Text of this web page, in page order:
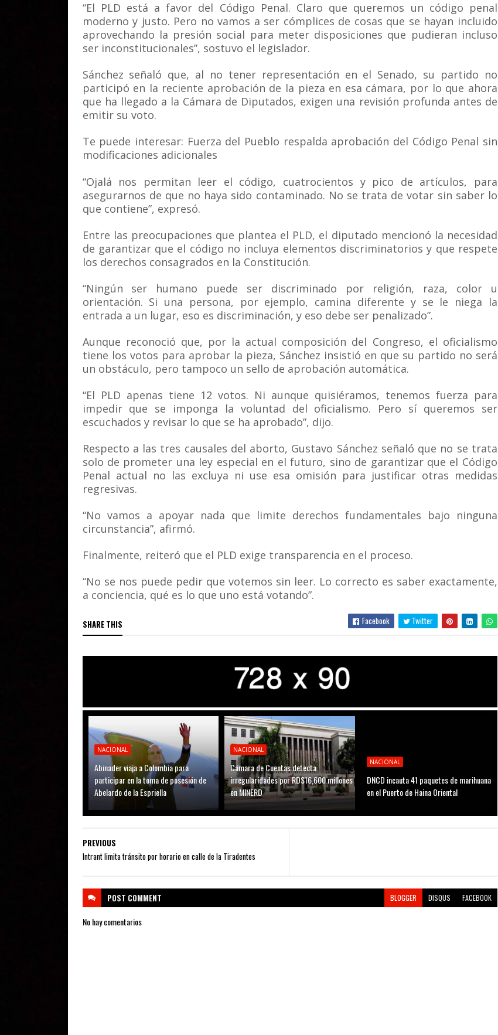
“El PLD está a favor del Código Penal. Claro que queremos un código penal
moderno y justo. Pero no vamos a ser cómplices de cosas que se hayan incluido
aprovechando la presión social para meter disposiciones que pudieran incluso
ser inconstitucionales”, sostuvo el legislador.
Sánchez señaló que, al no tener representación en el Senado, su partido no
participó en la reciente aprobación de la pieza en esa cámara, por lo que ahora
que ha llegado a la Cámara de Diputados, exigen una revisión profunda antes de
emitir su voto.
Te puede interesar: Fuerza del Pueblo respalda aprobación del Código Penal sin
modificaciones adicionales
“Ojalá nos permitan leer el código, cuatrocientos y pico de artículos, para
asegurarnos de que no haya sido contaminado. No se trata de votar sin saber lo
que contiene”, expresó.
Entre las preocupaciones que plantea el PLD, el diputado mencionó la necesidad
de garantizar que el código no incluya elementos discriminatorios y que respete
los derechos consagrados en la Constitución.
“Ningún ser humano puede ser discriminado por religión, raza, color u
orientación. Si una persona, por ejemplo, camina diferente y se le niega la
entrada a un lugar, eso es discriminación, y eso debe ser penalizado”.
Aunque reconoció que, por la actual composición del Congreso, el oficialismo
tiene los votos para aprobar la pieza, Sánchez insistió en que su partido no será
un obstáculo, pero tampoco un sello de aprobación automática.
“El PLD apenas tiene 12 votos. Ni aunque quisiéramos, tenemos fuerza para
impedir que se imponga la voluntad del oficialismo. Pero sí queremos ser
escuchados y revisar lo que se ha aprobado”, dijo.
Respecto a las tres causales del aborto, Gustavo Sánchez señaló que no se trata
solo de prometer una ley especial en el futuro, sino de garantizar que el Código
Penal actual no las excluya ni use esa omisión para justificar otras medidas
regresivas.
“No vamos a apoyar nada que limite derechos fundamentales bajo ninguna
circunstancia”, afirmó.
Finalmente, reiteró que el PLD exige transparencia en el proceso.
“No se nos puede pedir que votemos sin leer. Lo correcto es saber exactamente,
a conciencia, qué es lo que uno está votando”.
SHARE THIS Facebook Twitter
NACIONAL
Abinader viaja a Colombia para
participar en la toma de posesión de
Abelardo de la Espriella
NACIONAL
Cámara de Cuentas detecta
irregularidades por RD$16,600 millones
en MINERD
NACIONAL
DNCD incauta 41 paquetes de marihuana
en el Puerto de Haina Oriental
PREVIOUS
Intrant limita tránsito por horario en calle de la Tiradentes
POST COMMENT BLOGGER DISQUS FACEBOOK
No hay comentarios